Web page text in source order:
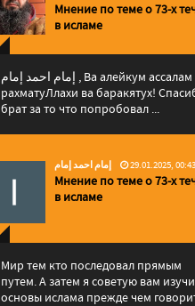
Мнение по теме о 73-х
в исламе
إمام احمد إمام , Ва алейкум ассалам ва
рахматуЛлахи ва баракятух!
брат за то что попробовал ...
إمام احمد إمام 29.01.2025, 00:43
Мнение по теме о 73-х
в исламе
Мир тем кто последовал прямым
путем. А затем я советую вам
основы ислама прежде чем